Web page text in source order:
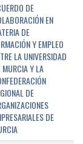
DE
EN
DE
Y EMPLEO
LA UNIVERSIDAD
MURCIA Y LA
DE
DE